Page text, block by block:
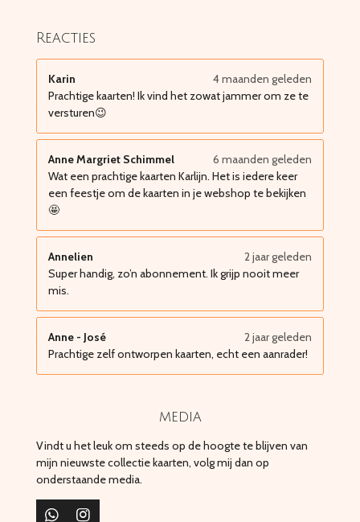
Reacties
Karin
4 maanden geleden
Prachtige kaarten! Ik vind het zowat jammer om ze te
versturen😉
Anne Margriet Schimmel
6 maanden geleden
Wat een prachtige kaarten Karlijn. Het is iedere keer
een feestje om de kaarten in je webshop te bekijken
🤩
Annelien
2 jaar geleden
Super handig, zo’n abonnement. Ik grijp nooit meer
mis.
Anne - José
2 jaar geleden
Prachtige zelf ontworpen kaarten, echt een aanrader!
media
Vindt u het leuk om steeds op de hoogte te blijven van
mijn nieuwste collectie kaarten, volg mij dan op
onderstaande media.